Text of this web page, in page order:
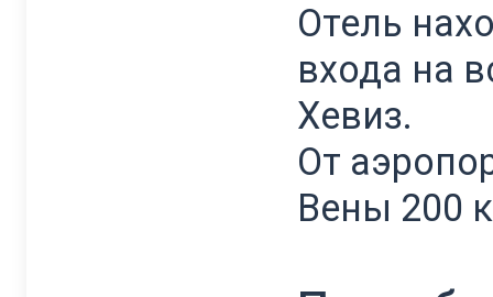
Отель
входа на
Хевиз.
От
Вены 200